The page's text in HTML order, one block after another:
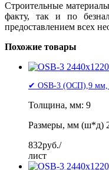
Строительные
факту, так и по
предоставлением всех
Похожие товары
✔ OSB-3 (ОСП),9 мм,
Толщина, мм: 9
Размеры, мм (ш*д)
832руб./
лист